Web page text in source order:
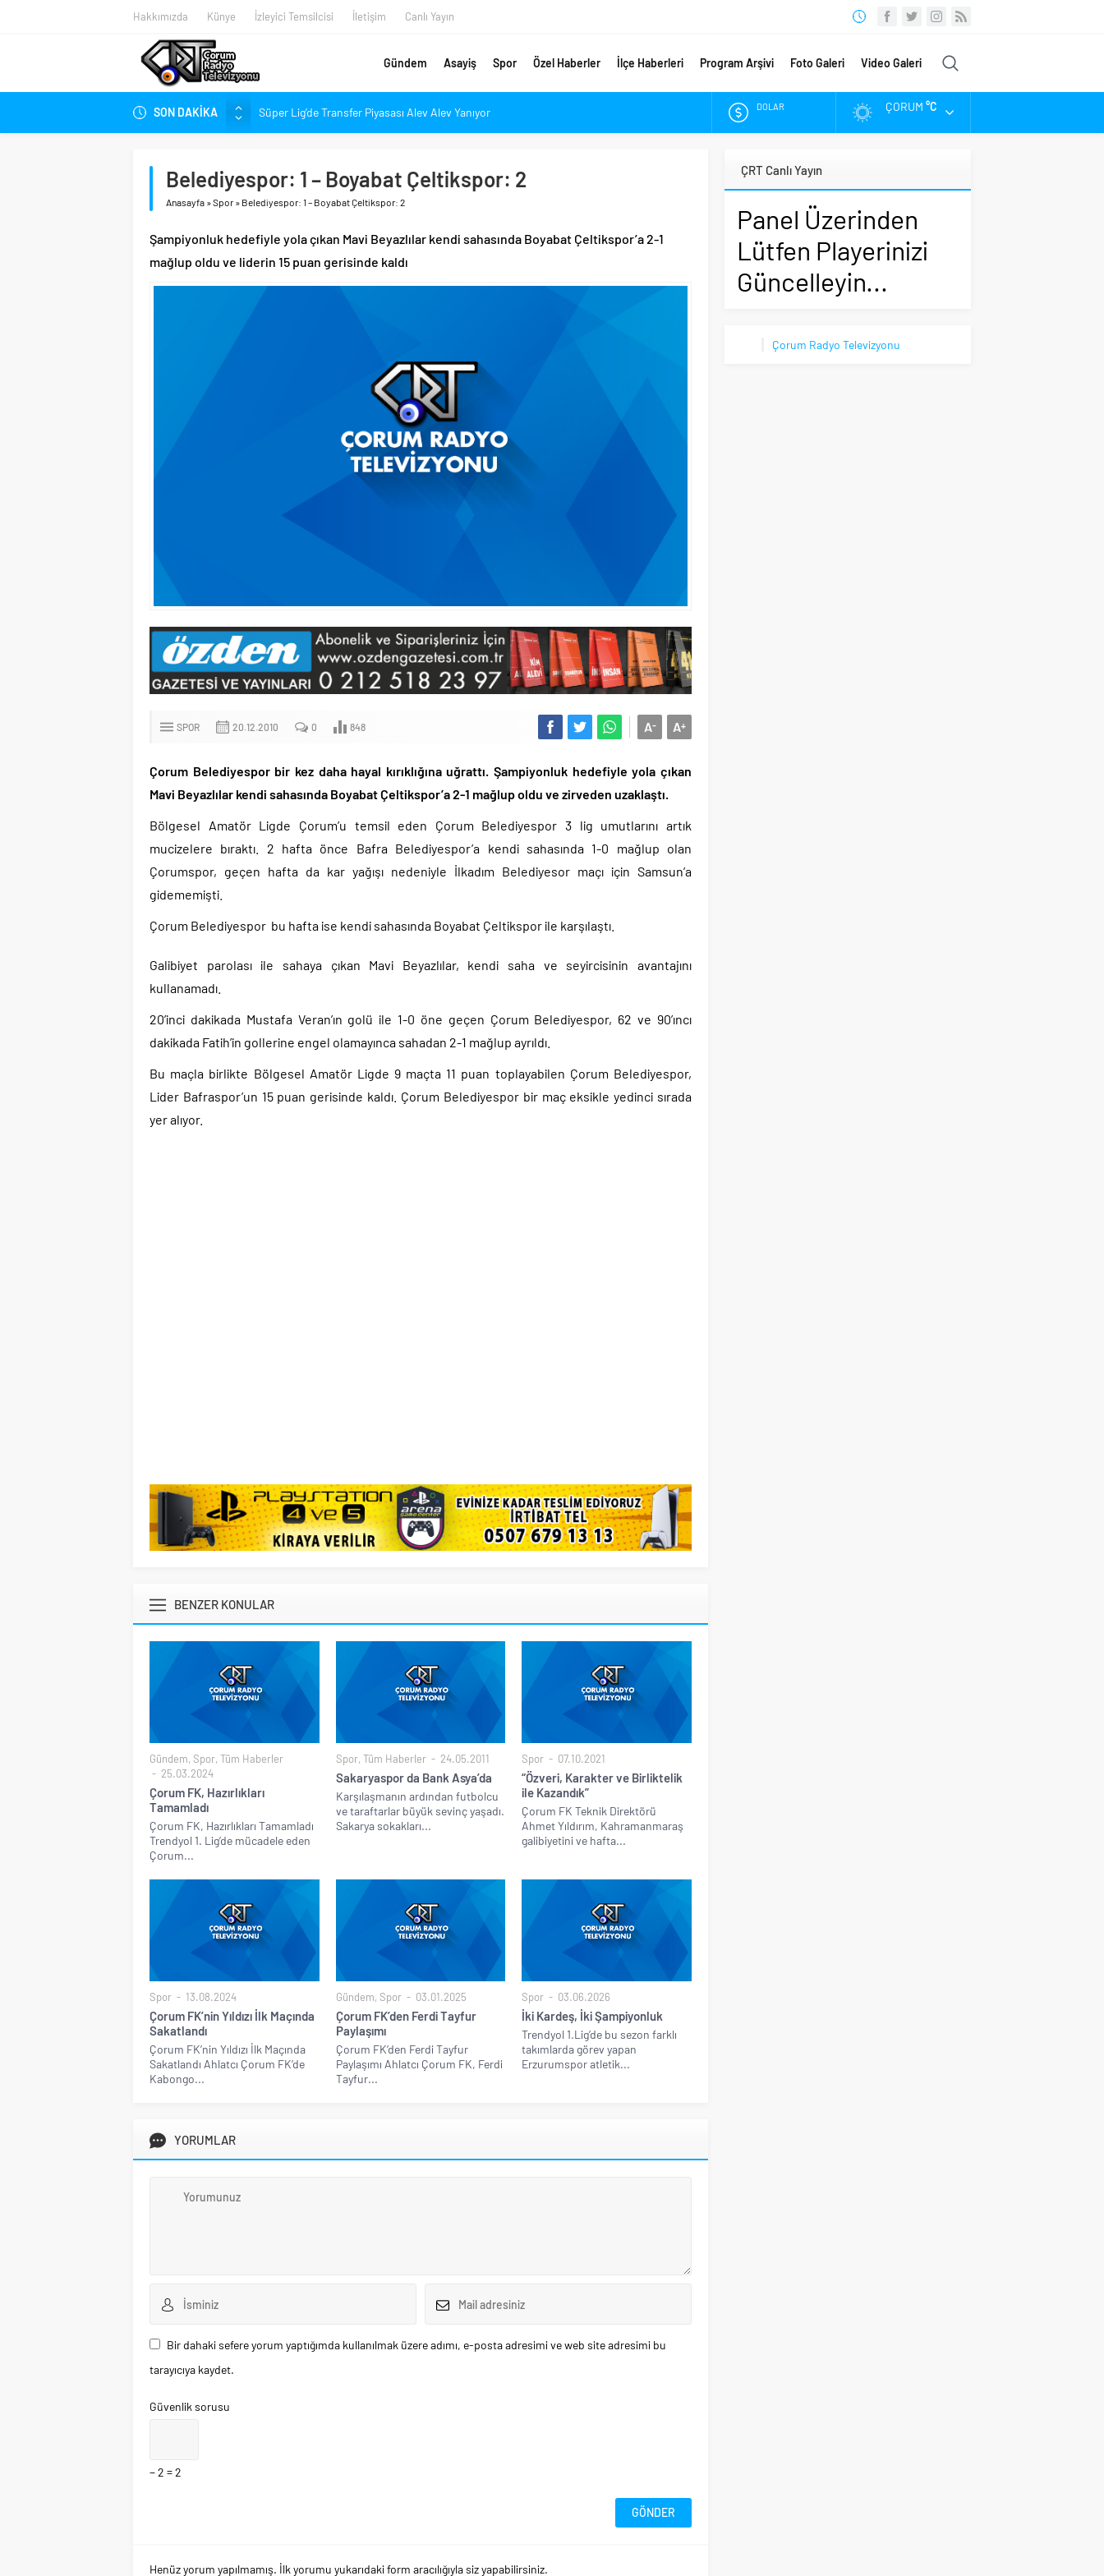
Hakkımızda Künye İzleyici Temsilcisi İletişim Canlı Yayın
Gündem Asayiş Spor Özel Haberler İlçe Haberleri Program Arşivi Foto Galeri Video Galeri
SON DAKİKA
Süper Lig’de Transfer Piyasası Alev Alev Yanıyor
Gökel’den Çorum’a: Balçık’ın Yükünü Hafifletmeliyiz
Penetra, Süper Lig’in En Değerli Kaçıncı Stoperi Oldu?
Arca Çorum FK Yeni Sponsorunu Açıkladı
Stadyumdaki Hazırlıklar Denetlendi
Halil İbrahim Aşgın’dan Manifest Sözleri: Özgürlük Değildir!
Gazi Caddesi’nin Trafiğe Açılacağı Tarih Belli Oldu
DOLAR
ALTIN
BIST
ÇORUM °C
Belediyespor: 1 – Boyabat Çeltikspor: 2
Anasayfa »Spor » Belediyespor: 1 – Boyabat Çeltikspor: 2
Şampiyonluk hedefiyle yola çıkan Mavi Beyazlılar kendi sahasında Boyabat Çeltikspor’a 2-1
mağlup oldu ve liderin 15 puan gerisinde kaldı
SPOR 20.12.2010 0 848 A+
A-
Çorum Belediyespor bir kez daha hayal kırıklığına uğrattı. Şampiyonluk hedefiyle yola çıkan
Mavi Beyazlılar kendi sahasında Boyabat Çeltikspor’a 2-1 mağlup oldu ve zirveden uzaklaştı.
Bölgesel Amatör Ligde Çorum’u temsil eden Çorum Belediyespor 3 lig umutlarını artık
mucizelere bıraktı. 2 hafta önce Bafra Belediyespor’a kendi sahasında 1-0 mağlup olan
Çorumspor, geçen hafta da kar yağışı nedeniyle İlkadım Belediyesor maçı için Samsun’a
gidememişti.
Çorum Belediyespor bu hafta ise kendi sahasında Boyabat Çeltikspor ile karşılaştı.
Galibiyet parolası ile sahaya çıkan Mavi Beyazlılar, kendi saha ve seyircisinin avantajını
kullanamadı.
20’inci dakikada Mustafa Veran’ın golü ile 1-0 öne geçen Çorum Belediyespor, 62 ve 90’ıncı
dakikada Fatih’in gollerine engel olamayınca sahadan 2-1 mağlup ayrıldı.
Bu maçla birlikte Bölgesel Amatör Ligde 9 maçta 11 puan toplayabilen Çorum Belediyespor,
Lider Bafraspor’un 15 puan gerisinde kaldı. Çorum Belediyespor bir maç eksikle yedinci sırada
yer alıyor.
BENZER KONULAR
Gündem, Spor, Tüm Haberler
25.03.2024
Çorum FK, Hazırlıkları
Tamamladı
Çorum FK, Hazırlıkları Tamamladı
Trendyol 1. Lig’de mücadele eden
Çorum...
Spor, Tüm Haberler 24.05.2011
Sakaryaspor da Bank Asya’da
Karşılaşmanın ardından futbolcu
ve taraftarlar büyük sevinç yaşadı.
Sakarya sokakları...
Spor 07.10.2021
“Özveri, Karakter ve Birliktelik
ile Kazandık”
Çorum FK Teknik Direktörü
Ahmet Yıldırım, Kahramanmaraş
galibiyetini ve hafta...
Spor 13.08.2024
Çorum FK’nin Yıldızı İlk Maçında
Sakatlandı
Çorum FK’nin Yıldızı İlk Maçında
Sakatlandı Ahlatcı Çorum FK’de
Kabongo...
Gündem, Spor 03.01.2025
Çorum FK’den Ferdi Tayfur
Paylaşımı
Çorum FK’den Ferdi Tayfur
Paylaşımı Ahlatcı Çorum FK, Ferdi
Tayfur...
Spor 03.06.2026
İki Kardeş, İki Şampiyonluk
Trendyol 1.Lig’de bu sezon farklı
takımlarda görev yapan
Erzurumspor atletik...
YORUMLAR
Bir dahaki sefere yorum yaptığımda kullanılmak üzere adımı, e-posta adresimi ve web site adresimi bu
tarayıcıya kaydet.
Güvenlik sorusu
− 2 = 2
Henüz yorum yapılmamış. İlk yorumu yukarıdaki form aracılığıyla siz yapabilirsiniz.
ÇRT Canlı Yayın
Panel Üzerinden
Lütfen Playerinizi
Güncelleyin...
Çorum Radyo Televizyonu